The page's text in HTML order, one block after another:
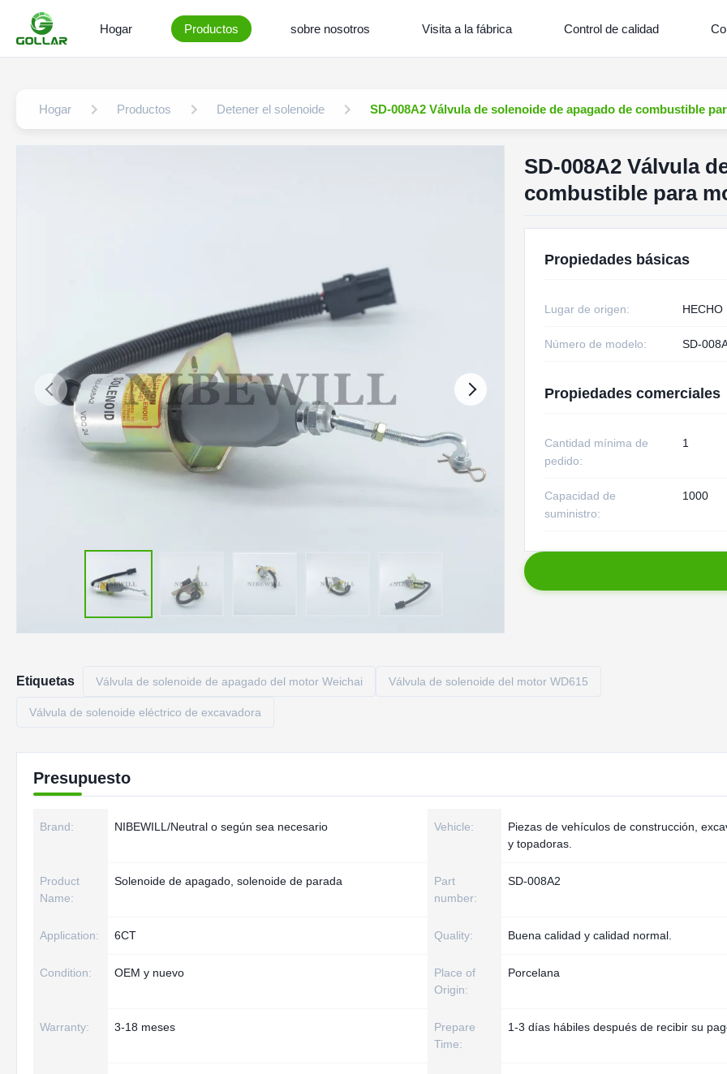
Hogar Productos sobre nosotros Visita a la fábrica Control de calidad
Hogar Productos Detener el solenoide SD-008A2 Válvula de solenoide de apagado de combustible
SD-008A2 Válvula
combustible para
Propiedades básicas
Lugar de origen: HECHO
Número de modelo: SD-
Propiedades comerciales
Cantidad mínima de
pedido:
1
Capacidad de
suministro:
1000
Etiquetas Válvula de solenoide de apagado del motor Weichai Válvula de solenoide del motor WD615
Válvula de solenoide eléctrico de excavadora
Presupuesto
Brand: NIBEWILL/Neutral o según sea necesario Vehicle:
Piezas de vehículos de construcción,
y topadoras.
Product
Name:
Solenoide de apagado, solenoide de parada
Part
number:
SD-008A2
Application: 6CT Quality: Buena calidad y calidad normal.
Condition: OEM y nuevo
Place of
Origin:
Porcelana
Warranty: 3-18 meses
Prepare
Time:
1-3 días hábiles después de recibir su